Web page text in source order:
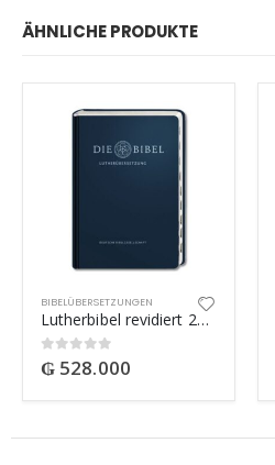
ÄHNLICHE PRODUKTE
BIBELÜBERSETZUNGEN
Lutherbibel revidiert 2017 – mit Apokryphen und Griffregister
0out of 5
₲ 528.000